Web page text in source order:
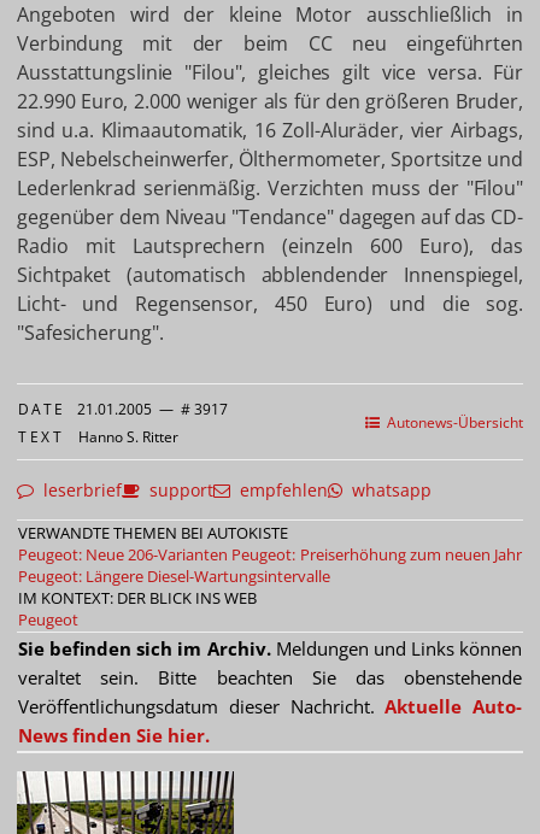
Angeboten wird der kleine Motor ausschließlich in
Verbindung mit der beim CC neu eingeführten
Ausstattungslinie "Filou", gleiches gilt vice versa. Für
22.990 Euro, 2.000 weniger als für den größeren Bruder,
sind u.a. Klimaautomatik, 16 Zoll-Aluräder, vier Airbags,
ESP, Nebelscheinwerfer, Ölthermometer, Sportsitze und
Lederlenkrad serienmäßig. Verzichten muss der "Filou"
gegenüber dem Niveau "Tendance" dagegen auf das CD-
Radio mit Lautsprechern (einzeln 600 Euro), das
Sichtpaket (automatisch abblendender Innenspiegel,
Licht- und Regensensor, 450 Euro) und die sog.
"Safesicherung".
Autonews-Übersicht
DATE 21.01.2005 — # 3917
TEXT Hanno S. Ritter
leserbrief support empfehlen whatsapp
VERWANDTE THEMEN BEI AUTOKISTE
Peugeot: Neue 206-Varianten Peugeot: Preiserhöhung zum neuen Jahr
Peugeot: Längere Diesel-Wartungsintervalle
IM KONTEXT: DER BLICK INS WEB
Peugeot
Sie befinden sich im Archiv.Meldungen und Links können
veraltet sein. Bitte beachten Sie das obenstehende
Veröffentlichungsdatum dieser Nachricht.Aktuelle Auto-
News finden Sie hier.